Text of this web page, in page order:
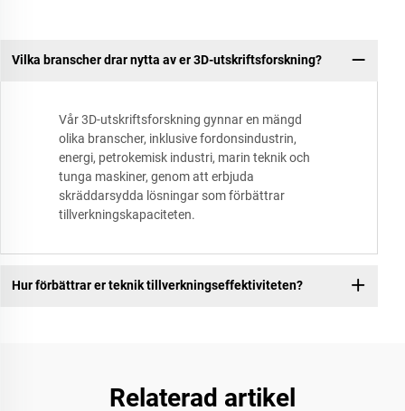
Vilka branscher drar nytta av er 3D-utskriftsforskning?
Vår 3D-utskriftsforskning gynnar en mängd
olika branscher, inklusive fordonsindustrin,
energi, petrokemisk industri, marin teknik och
tunga maskiner, genom att erbjuda
skräddarsydda lösningar som förbättrar
tillverkningskapaciteten.
Hur förbättrar er teknik tillverkningseffektiviteten?
Relaterad artikel